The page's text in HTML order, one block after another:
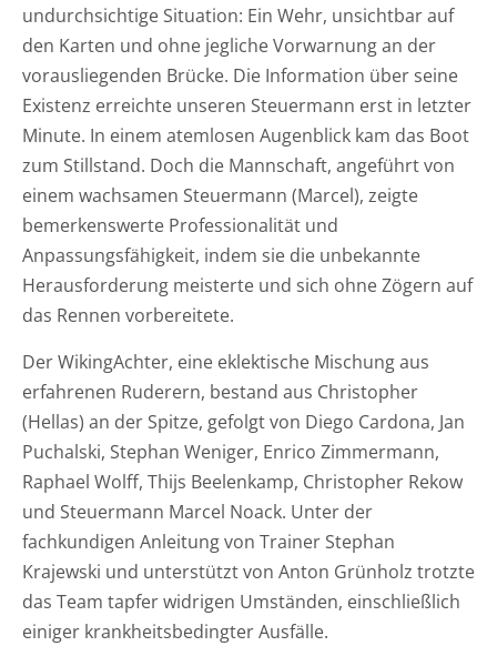
undurchsichtige Situation: Ein Wehr, unsichtbar auf
den Karten und ohne jegliche Vorwarnung an der
vorausliegenden Brücke. Die Information über seine
Existenz erreichte unseren Steuermann erst in letzter
Minute. In einem atemlosen Augenblick kam das Boot
zum Stillstand. Doch die Mannschaft, angeführt von
einem wachsamen Steuermann (Marcel), zeigte
bemerkenswerte Professionalität und
Anpassungsfähigkeit, indem sie die unbekannte
Herausforderung meisterte und sich ohne Zögern auf
das Rennen vorbereitete.
Der WikingAchter, eine eklektische Mischung aus
erfahrenen Ruderern, bestand aus Christopher
(Hellas) an der Spitze, gefolgt von Diego Cardona, Jan
Puchalski, Stephan Weniger, Enrico Zimmermann,
Raphael Wolff, Thijs Beelenkamp, Christopher Rekow
und Steuermann Marcel Noack. Unter der
fachkundigen Anleitung von Trainer Stephan
Krajewski und unterstützt von Anton Grünholz trotzte
das Team tapfer widrigen Umständen, einschließlich
einiger krankheitsbedingter Ausfälle.